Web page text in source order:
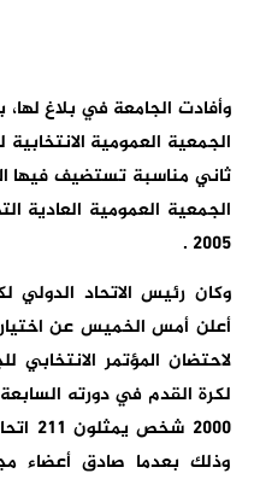
وأفادت الجامعة في بلاغ
ثاني مناسبة تستضيف فيها
الجمعية العمومية العادية
2005 .
وكان رئيس الاتحاد الدولي
أعلن أمس الخميس عن اختيار
لاحتضان المؤتمر الانتخابي
لكرة القدم في دورته
2000
وذلك بعدما صادق أعضاء